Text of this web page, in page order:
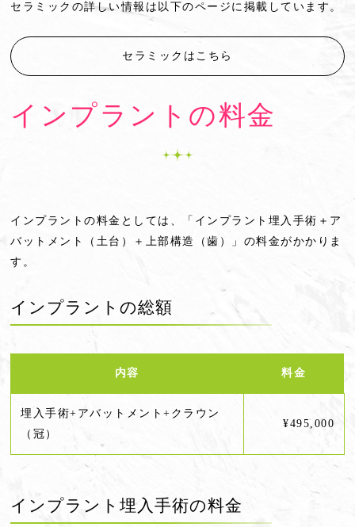
セラミックの詳しい情報は以下のページに掲載しています。
セラミックはこちら
インプラントの料金
インプラントの料金としては、「インプラント埋入手術＋ア
バットメント（土台）＋上部構造（歯）」の料金がかかりま
す。
インプラントの総額
内容 料金
埋入手術+アバットメント+クラウン
（冠）
¥495,000
インプラント埋入手術の料金